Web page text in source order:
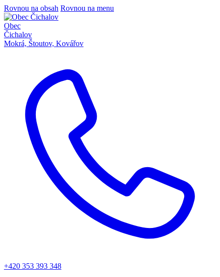
Rovnou na obsah Rovnou na menu
Obec
Čichalov
Mokrá, Štoutov, Kovářov
+420 353 393 348